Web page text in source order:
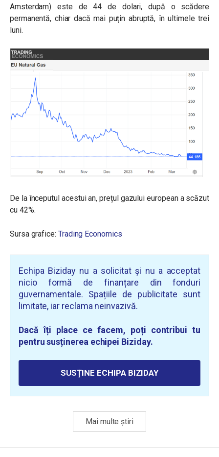
Amsterdam) este de 44 de dolari, după o scădere
permanentă, chiar dacă mai puțin abruptă, în ultimele trei
luni.
De la începutul acestui an, prețul gazului european a scăzut
cu 42%.
Sursa grafice: Trading Economics
Echipa Biziday nu a solicitat și nu a acceptat
nicio formă de finanțare din fonduri
guvernamentale. Spațiile de publicitate sunt
limitate, iar reclama neinvazivă.
Dacă îți place ce facem, poți contribui tu
pentru susținerea echipei Biziday.
SUSȚINE ECHIPA BIZIDAY
Mai multe știri